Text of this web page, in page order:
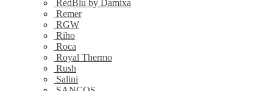
RedBlu by Damixa
Remer
RGW
Riho
Roca
Royal Thermo
Rush
Salini